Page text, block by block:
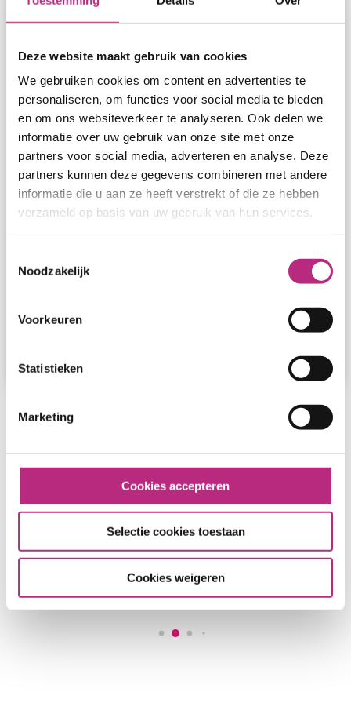
Deze website maakt gebruik van cookies
We gebruiken cookies om content en advertenties te
personaliseren, om functies voor social media te bieden
en om ons websiteverkeer te analyseren. Ook delen we
informatie over uw gebruik van onze site met onze
partners voor social media, adverteren en analyse. Deze
partners kunnen deze gegevens combineren met andere
informatie die u aan ze heeft verstrekt of die ze hebben
verzameld op basis van uw gebruik van hun services.
Noodzakelijk
Voorkeuren
Statistieken
Marketing
Cookies accepteren
Selectie cookies toestaan
Cookies weigeren
liftonderhoudsbedrijven inhoudelijk te
alles moet gebeuren aan uw liften, maar hoe
weet u of dat echt nodig is?
Het ontbreekt u aan de kennis van liften die
wij wel hebben! Daarom bestedenonze
klanten het liftbeheer graag aan ons
uit.Benieuwd hoe uw liften erbij staan?
Doe de conditiecheck
Of vraag vrijblijvend een offerte aan.
Referenties